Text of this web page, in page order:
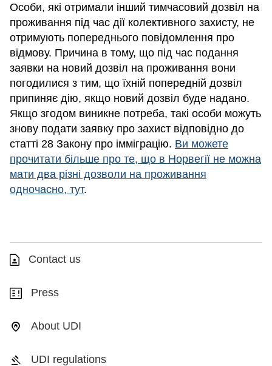
Особи, які отримали інший тимчасовий дозвіл на
проживання під час дії колективного захисту, не
отримують попереднього повідомлення про
відмову. Причина в тому, що під час подання
заявки на новий дозвіл на проживання вони
погодилися з тим, що їхній попередній дозвіл
припиняє дію, якщо новий дозвіл буде надано.
Якщо згодом виникне потреба, такі особи можуть
знову подати заявку про захист відповідно до
статті 28 Закону про імміграцію. Ви можете
прочитати більше про те, що в Норвегії не можна
мати два різні дозволи на проживання
одночасно, тут.
Contact us
Press
About UDI
UDI regulations